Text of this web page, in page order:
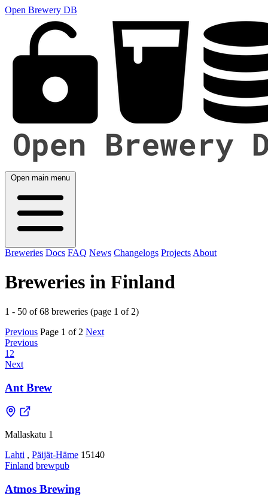
Open Brewery DB
Open main menu
Breweries Docs FAQ News Changelogs Projects About
Breweries in Finland
1 - 50 of 68 breweries (page 1 of 2)
Previous Page 1 of 2 Next
Previous
1 2
Next
Ant Brew
Mallaskatu 1
Lahti , Päijät-Häme 15140
Finland brewpub
Atmos Brewing